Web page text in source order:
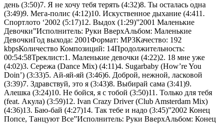
день (3:50)7. Я не хочу тебя терять (4:32)8. Ты осталась одна
(3:49)9. Мега-полис (4:12)10. Искуственное дыхание (4:411.
Спортлото ‘2002 (5:17)12. Выдох (1:29)”2001 Маленькие
Девочки”Исполнитель: Руки ВверхАльбом: Маленькие
ДевочкиГод выхода: 2001Формат: MP3Качество: 192
kbpsКоличество Композиций: 14Продолжительность:
00:54:58Треклист:1. Маленькие девочки (4:22)2. 18 мне уже
(4:02)3. Сережа (Dance Mix) (4:11)4. Sugarbaby (How’re You
Doin’) (3:33)5. Ай-яй-яй (3:46)6. Доброй, нежной, ласковой
(3:39)7. Здравствуй, это я (3:43)8. Выбирай сама (3:41)9.
Алешка (3:24)10. Не бойся, я с тобой (3:50)11. Только для тебя
(feat. Акула) (3:59)12. Ivan Crazy Driver (Club Amsterdam Mix)
(4:36)13. Баю-бай (4:27)14. Так тебе и надо (3:45)”2002 Конец
Попсе, Танцуют Все”Исполнитель: Руки ВверхАльбом: Конец